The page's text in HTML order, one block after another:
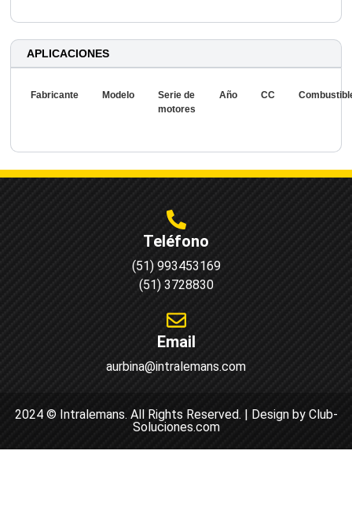
APLICACIONES
Fabricante Modelo
Serie de
motores
Año CC
Teléfono
(51) 993453169
(51) 3728830
Email
aurbina@intralemans.com
2024 © Intralemans. All Rights Reserved. | Design by Club-
Soluciones.com